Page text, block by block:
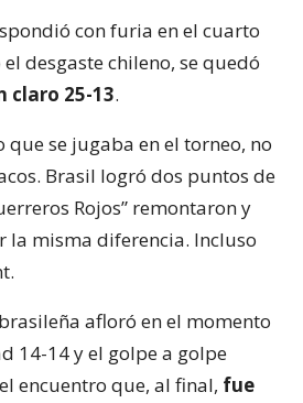
con furia en el cuarto
desgaste chileno, se quedó
claro 25-13.
se jugaba en el torneo, no
Brasil logró dos puntos de
Rojos” remontaron y
la misma diferencia. Incluso
afloró en el momento
14-14 y el golpe a golpe
encuentro que, al final, fue